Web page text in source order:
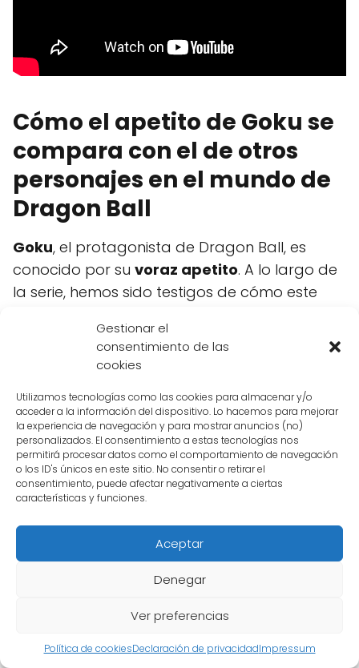
Gestionar el
consentimiento de las
cookies
Utilizamos tecnologías como las cookies para almacenar y/o
acceder a la información del dispositivo. Lo hacemos para mejorar
la experiencia de navegación y para mostrar anuncios (no)
personalizados. El consentimiento a estas tecnologías nos
permitirá procesar datos como el comportamiento de navegación
o los ID's únicos en este sitio. No consentir o retirar el
consentimiento, puede afectar negativamente a ciertas
características y funciones.
Aceptar
Denegar
Ver preferencias
Política de cookiesDeclaración de privacidadImpressum
Cómo el apetito de Goku se
compara con el de otros
personajes en el mundo de
Dragon Ball
Goku, el protagonista de Dragon Ball, es
conocido por su voraz apetito. A lo largo de
la serie, hemos sido testigos de cómo este
de comida sin mostrar señales de
. Pero, ¿cómo se compara su
mundo de Dragon Ball?
El apetito de Goku vs. el apetito de Vegeta
Goku y Vegeta son dos de los personajes
más poderosos de Dragon Ball, pero sus
apetitos son completamente diferentes.
Mientras que Goku puede comer
Vegeta es más moderado en su consumo.
Esto se debe a que Goku tiene una
que le permite disfrutar defestines